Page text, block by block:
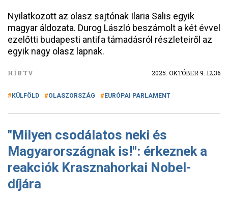
Nyilatkozott az olasz sajtónak Ilaria Salis egyik
magyar áldozata. Durog László beszámolt a két évvel
ezelőtti budapesti antifa támadásról részleteiről az
egyik nagy olasz lapnak.
HÍRTV 2025. OKTÓBER 9. 12:36
KÜLFÖLD OLASZORSZÁG EURÓPAI PARLAMENT
"Milyen csodálatos neki és
Magyarországnak is!": érkeznek a
reakciók Krasznahorkai Nobel-
díjára